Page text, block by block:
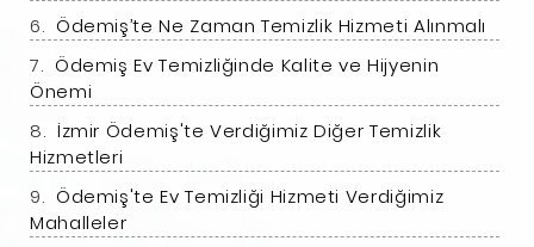
Ödemiş’te Ne Zaman Temizlik Hizmeti Alınmalı
Ödemiş Ev Temizliğinde Kalite ve Hijyenin
Önemi
İzmir Ödemiş'te Verdiğimiz Diğer Temizlik
Hizmetleri
Ödemiş'te Ev Temizliği Hizmeti Verdiğimiz
Mahalleler